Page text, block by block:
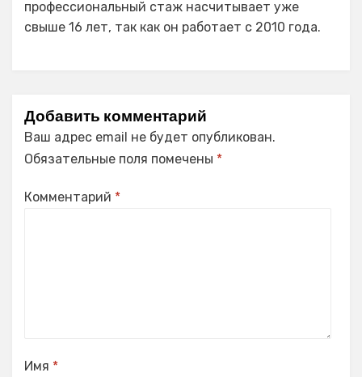
профессиональный стаж насчитывает уже
свыше 16 лет, так как он работает с 2010 года.
Добавить комментарий
Ваш адрес email не будет опубликован.
Обязательные поля помечены *
Комментарий *
Имя *